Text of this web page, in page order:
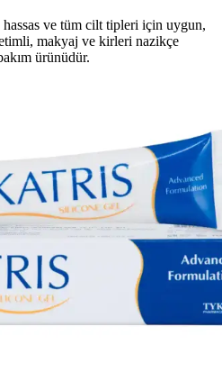
ve tüm cilt tipleri için uygun,
makyaj ve kirleri nazikçe
ürünüdür.